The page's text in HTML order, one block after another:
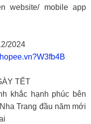
website/ mobile app
2024
TẾT
khắc hạnh phúc bên
Trang đầu năm mới